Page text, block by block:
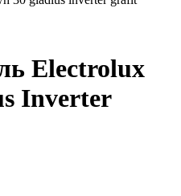
Electrolux
Inverter